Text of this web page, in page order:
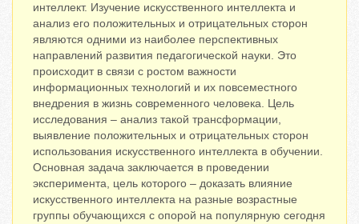
интеллект. Изучение искусственного интеллекта и
анализ его положительных и отрицательных сторон
являются одними из наиболее перспективных
направлений развития педагогической науки. Это
происходит в связи с ростом важности
информационных технологий и их повсеместного
внедрения в жизнь современного человека. Цель
исследования – анализ такой трансформации,
выявление положительных и отрицательных сторон
использования искусственного интеллекта в обучении.
Основная задача заключается в проведении
эксперимента, цель которого – доказать влияние
искусственного интеллекта на разные возрастные
группы обучающихся с опорой на популярную сегодня